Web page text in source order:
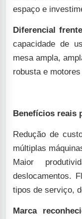
espaço e
Diferencial
capacidade de
mesa ampla,
robusta e
Benefícios reais
Redução de
múltiplas
Maior
deslocamentos.
tipos de serviço,
Marca